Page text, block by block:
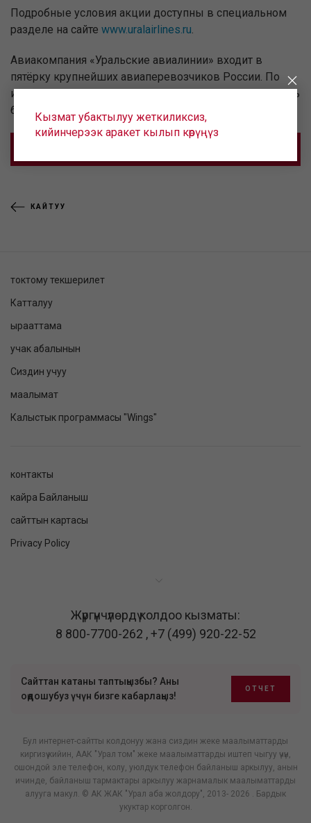
Подробные условия акции доступны в специальном
разделе на сайте www.uralairlines.ru.
Авиакомпания «Уральские авиалинии» входит в
пятёрку крупнейших авиаперевозчиков России. По
итогам 2024 года услугами компании воспользовались
более 9,5 миллионов пассажиров.
КАЙТУУ
Кызмат убактылуу жеткиликсиз,
кийинчерээк аракет кылып көрүңүз
токтому текшерилет
Катталуу
ырааттама
учак абалынын
Сиздин учуу
маалымат
Калыстык программасы "Wings"
контакты
кайра Байланыш
сайттын картасы
Privacy Policy
Жүргүнчүлөрдү колдоо кызматы:
8 800-7700-262 ,+7 (499) 920-22-52
Сайттан катаны таптыңызбы? Аны
оңдошубуз үчүн бизге кабарлаңыз!
ОТЧЕТ
Бул интернет-сайтты колдонуу жана сиздин жеке маалыматтарды
киргизүү кийин, ААК "Урал том" жеке маалыматтарды иштеп чыгуу үчүн,
ошондой эле телефон, колу, уюлдук телефон байланыш аркылуу, анын
ичинде, байланыш тармактары аркылуу жарнамалык маалыматтарды
алууга макул. © АК ЖАК "Урал аба жолдору", 2013- 2026 . Бардык
укуктар корголгон.